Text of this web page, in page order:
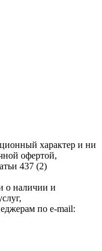
характер и ни
офертой,
437 (2)
о наличии и
по e-mail: